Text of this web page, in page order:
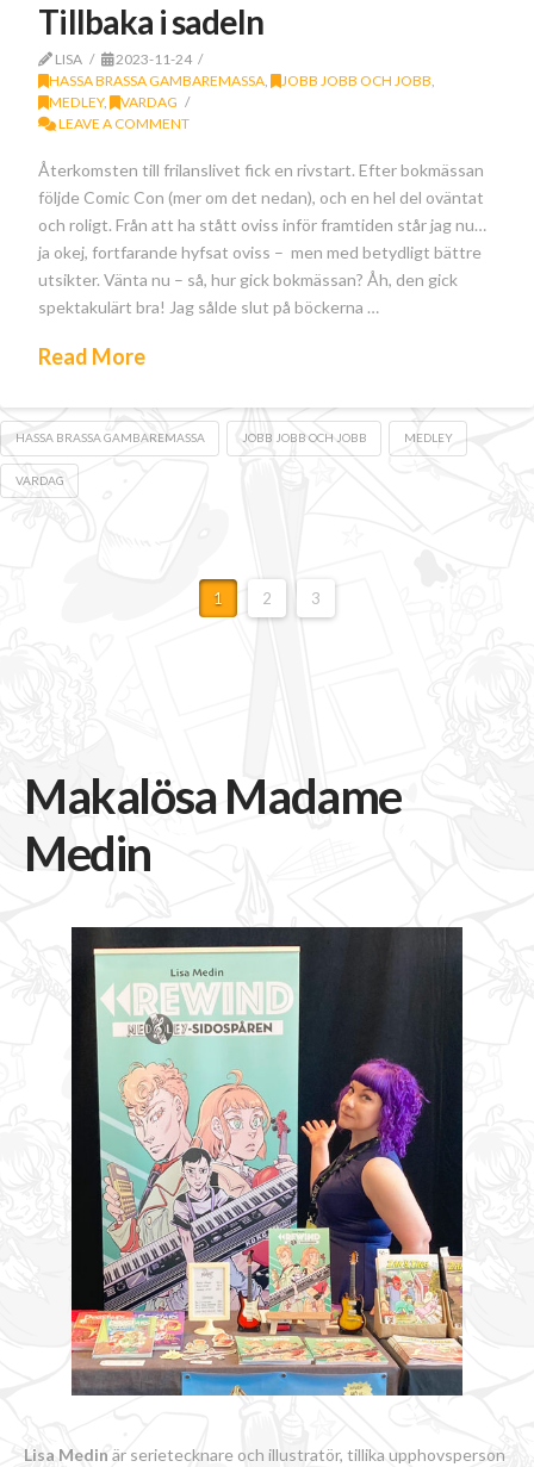
Tillbaka i sadeln
LISA
2023-11-24
HASSA BRASSA GAMBAREMASSA, JOBB JOBB OCH JOBB,
MEDLEY, VARDAG
LEAVE A COMMENT
Återkomsten till frilanslivet fick en rivstart. Efter bokmässan
följde Comic Con (mer om det nedan), och en hel del oväntat
och roligt. Från att ha stått oviss inför framtiden står jag nu…
ja okej, fortfarande hyfsat oviss – men med betydligt bättre
utsikter. Vänta nu – så, hur gick bokmässan? Åh, den gick
spektakulärt bra! Jag sålde slut på böckerna …
Read More
HASSA BRASSA GAMBAREMASSA JOBB JOBB OCH JOBB MEDLEY
VARDAG
1 2 3
Makalösa Madame
Medin
Lisa Medin är serietecknare och illustratör, tillika upphovsperson